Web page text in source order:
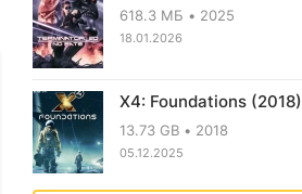
618.3 МБ 2025
18.01.2026
X4: Foundations (2018)
13.73 GB 2018
05.12.2025